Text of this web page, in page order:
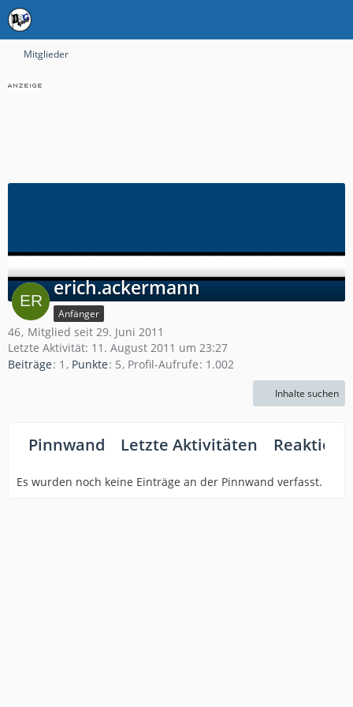
Mitglieder
erich.ackermann
Anfänger
46 Mitglied seit 29. Juni 2011
Letzte Aktivität: 11. August 2011 um 23:27
Beiträge 1 Punkte 5 Profil-Aufrufe 1.002
Inhalte suchen
Pinnwand Letzte Aktivitäten
Es wurden noch keine Einträge an der Pinnwand verfasst.